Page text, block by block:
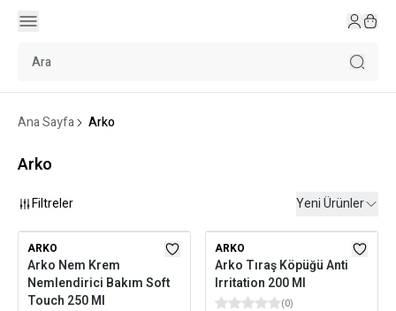
Ana Sayfa Arko
Arko
Filtreler Yeni Ürünler
ARKO
Arko Nem Krem
Nemlendirici Bakım Soft
Touch 250 Ml
ARKO
Arko Tıraş Köpüğü Anti
Irritation 200 Ml
(0)